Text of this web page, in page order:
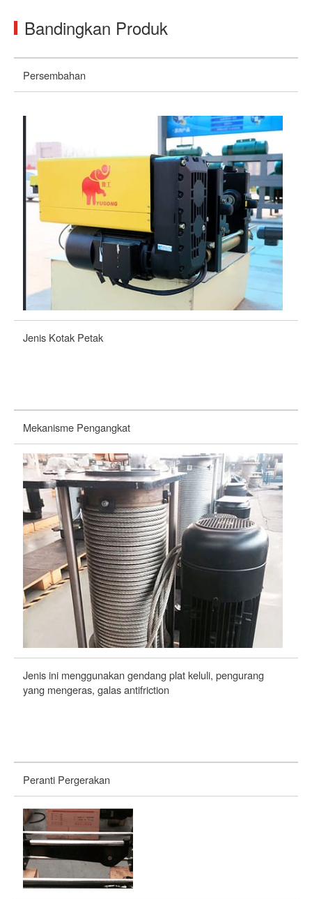
Bandingkan Produk
Persembahan
Jenis Kotak Petak
Mekanisme Pengangkat
Jenis ini menggunakan gendang plat keluli, pengurang
yang mengeras, galas antifriction
Peranti Pergerakan